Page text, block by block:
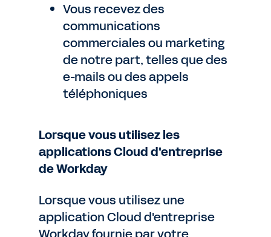
Vous recevez des
communications
commerciales ou marketing
de notre part, telles que des
e-mails ou des appels
téléphoniques
Lorsque vous utilisez les
applications Cloud d'entreprise
de Workday
Lorsque vous utilisez une
application Cloud d'entreprise